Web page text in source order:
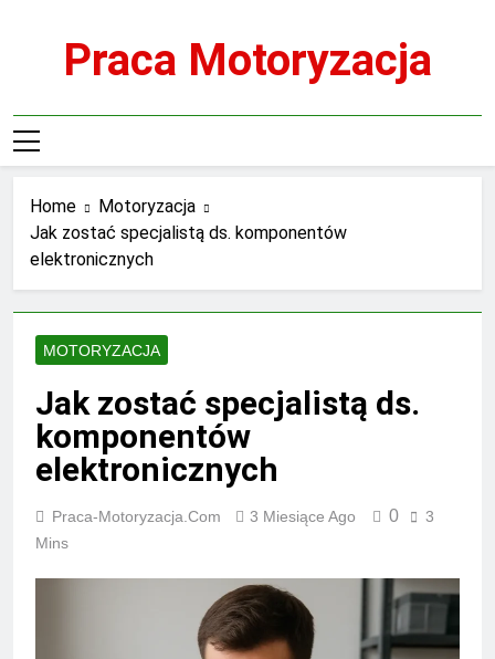
Praca Motoryzacja
Home
Motoryzacja
Jak zostać specjalistą ds. komponentów
elektronicznych
MOTORYZACJA
Jak zostać specjalistą ds.
komponentów
elektronicznych
Praca-Motoryzacja.com 3 Miesiące Ago 0
3
Mins